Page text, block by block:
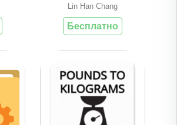
Lin Han Chang
Бесплатно